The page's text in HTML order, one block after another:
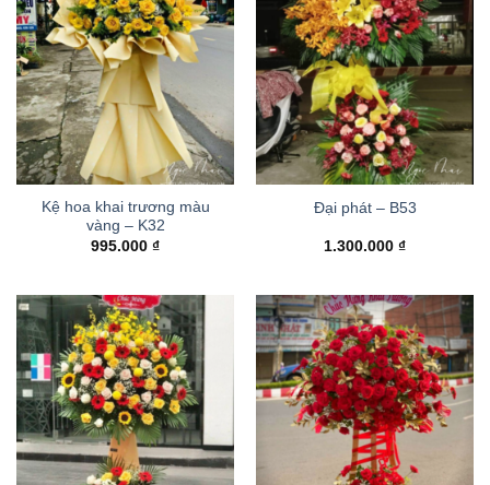
Kệ hoa khai trương màu
vàng – K32
995.000 ₫
Đại phát – B53
1.300.000 ₫